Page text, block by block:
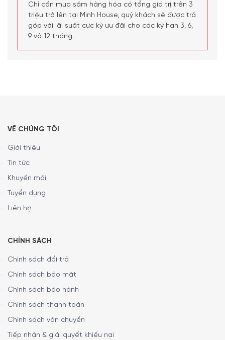
Chỉ cần mua sắm hàng hóa có tổng giá trị trên 3
triệu trở lên tại Minh House, quý khách sẽ được trả
góp với lãi suất cực kỳ ưu đãi cho các kỳ hạn 3, 6,
9 và 12 tháng.
VỀ CHÚNG TÔI
Giới thiệu
Tin tức
Khuyến mãi
Tuyển dụng
Liên hệ
CHÍNH SÁCH
Chính sách đổi trả
Chính sách bảo mật
Chính sách bảo hành
Chính sách thanh toán
Chính sách vận chuyển
Tiếp nhận & giải quyết khiếu nại